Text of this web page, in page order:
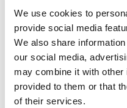
We use cookies to
provide social media
We also share
our social media,
may combine it with other
provided to them or that
of their services.
unei părți a competențelor și
reprezentarea companiei de
săi sau terți, și poate
Anul financiar va fi de
luni. Va începe la 1 ianuarie